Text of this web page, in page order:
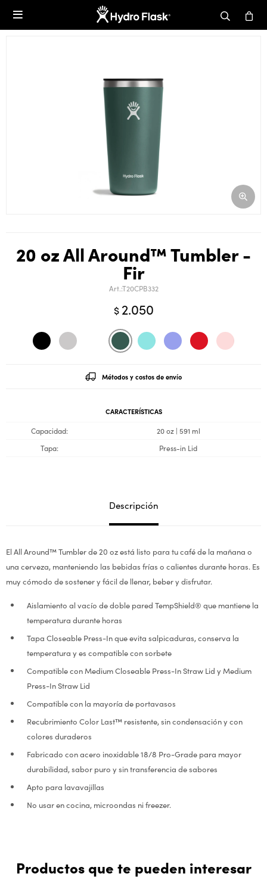

20 oz All Around™ Tumbler -
Fir
T20CPB332
$ 2.050
Métodos y costos de envío
CARACTERÍSTICAS
Capacidad
20 oz | 591 ml
Tapa
Press-in Lid
Descripción
El All Around™ Tumbler de 20 oz está listo para tu café de la mañana o
una cerveza, manteniendo las bebidas frías o calientes durante horas. Es
muy cómodo de sostener y fácil de llenar, beber y disfrutar.
Aislamiento al vacío de doble pared TempShield® que mantiene la
temperatura durante horas
Tapa Closeable Press-In que evita salpicaduras, conserva la
temperatura y es compatible con sorbete
Compatible con Medium Closeable Press-In Straw Lid y Medium
Press-In Straw Lid
Compatible con la mayoría de portavasos
Recubrimiento Color Last™ resistente, sin condensación y con
colores duraderos
Fabricado con acero inoxidable 18/8 Pro-Grade para mayor
durabilidad, sabor puro y sin transferencia de sabores
Apto para lavavajillas
No usar en cocina, microondas ni freezer.
Productos que te pueden interesar